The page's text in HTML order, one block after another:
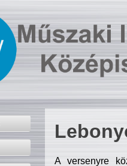
A versenyre